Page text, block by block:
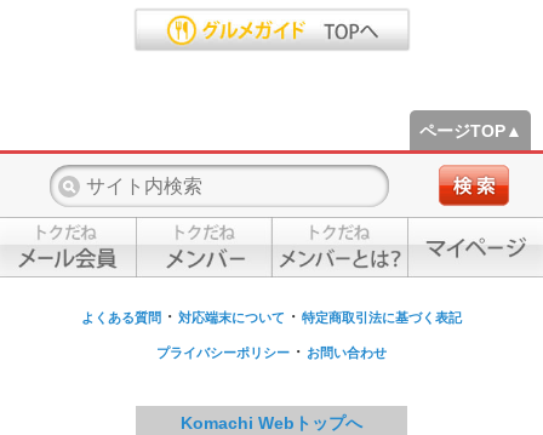
ページTOP▲
よくある質問 ・ 対応端末について ・ 特定商取引法に基づく表記
プライバシーポリシー ・ お問い合わせ
Komachi Webトップへ